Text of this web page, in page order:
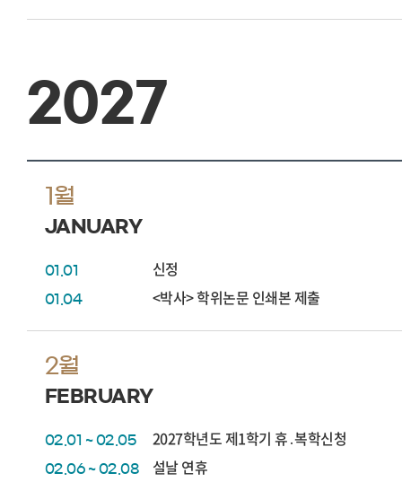
2027
1월
JANUARY
01.01 신정
01.04 <박사> 학위논문 인쇄본 제출
2월
FEBRUARY
02.01 ~ 02.05 2027학년도 제1학기 휴․복학신청
02.06 ~ 02.08 설날 연휴